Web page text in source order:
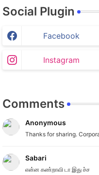
Social Plugin
Facebook
Instagram
Comments
Anonymous
Thanks for sharing.
Sabari
என்ன கண்றாவி டா இது ச்ச